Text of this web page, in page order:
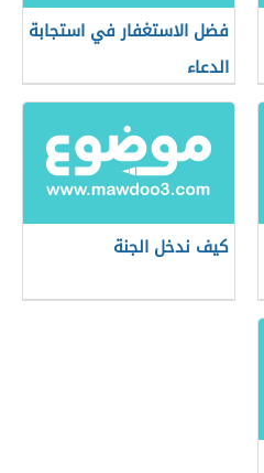
فضل الاستغفار في استجابة
الدعاء
كيف ندخل الجنة